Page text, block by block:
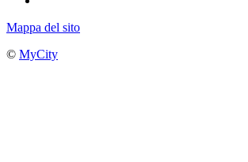
Mappa del sito
© MyCity